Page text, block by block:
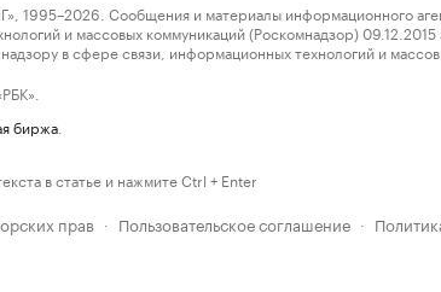
Сообщения и материалы информационного
и массовых коммуникаций (Роскомнадзор)
в сфере связи, информационных технологий и
биржа
в статье и нажмите Ctrl + Enter
прав · Пользовательское соглашение ·